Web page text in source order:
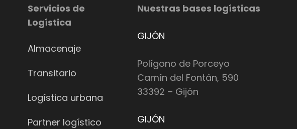
Servicios de
Logística
Almacenaje
Transitario
Logística urbana
Partner logístico
Nuestras bases logísticas
GIJÓN
Polígono de Porceyo
Camín del Fontán, 590
33392 – Gijón
GIJÓN